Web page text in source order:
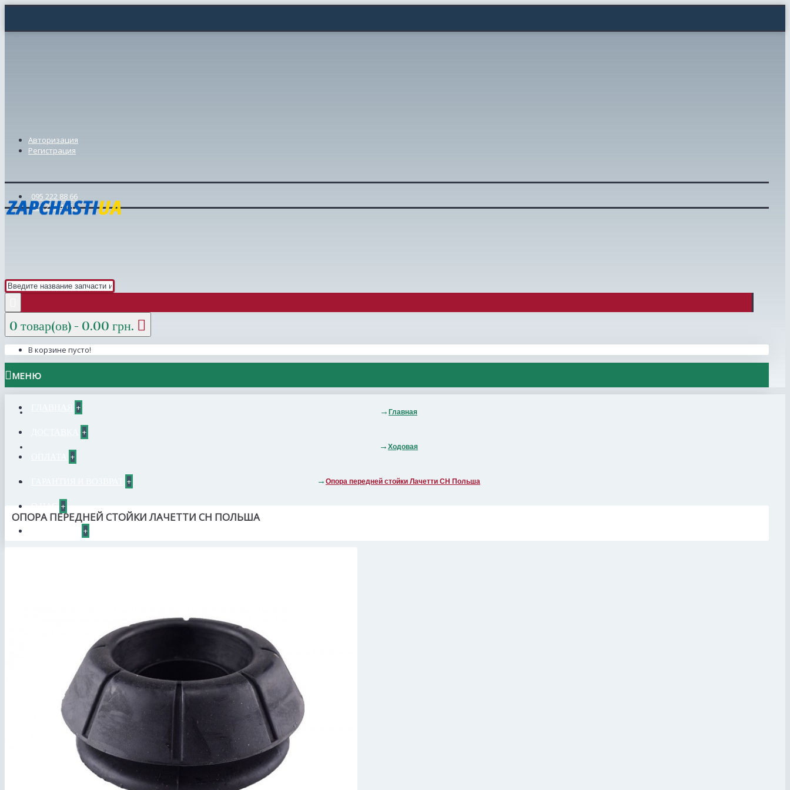
Авторизация
Регистрация
095 222 88 66
098 239 46 57
0 товар(ов) - 0.00 грн.
В корзине пусто!
МЕНЮ
+
+
+
+
+
+
Главная
Ходовая
Опора передней стойки Лачетти СН Польша
ОПОРА ПЕРЕДНЕЙ СТОЙКИ ЛАЧЕТТИ СН ПОЛЬША